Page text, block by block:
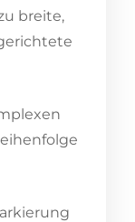
breite,